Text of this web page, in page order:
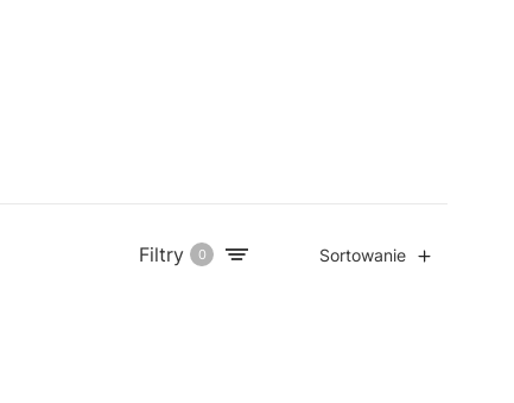
Filtry 0 Sortowanie